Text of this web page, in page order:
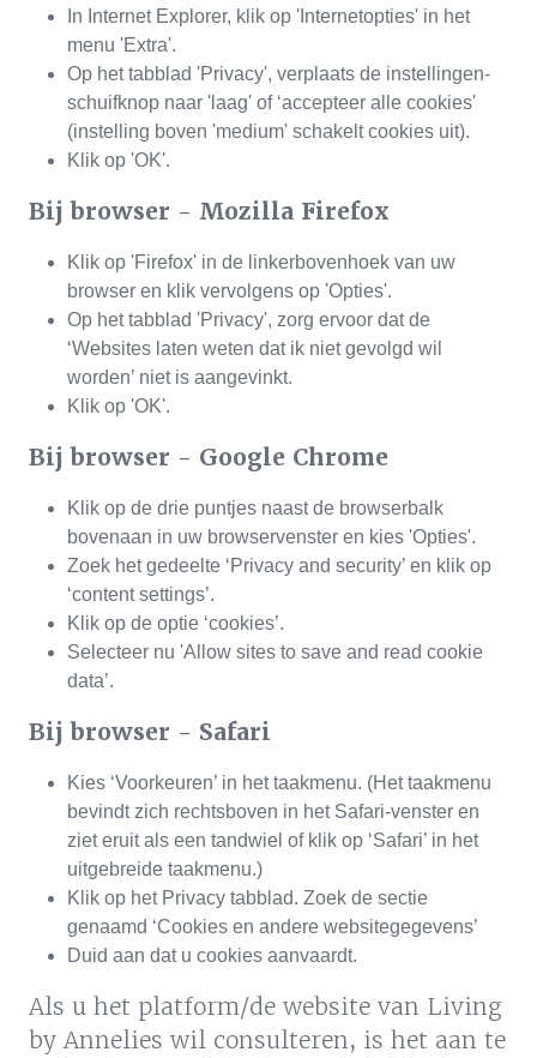
In Internet Explorer, klik op 'Internetopties' in het
menu 'Extra'.
Op het tabblad 'Privacy', verplaats de instellingen-
schuifknop naar 'laag' of ‘accepteer alle cookies'
(instelling boven 'medium' schakelt cookies uit).
Klik op 'OK'.
Bij browser - Mozilla Firefox
Klik op 'Firefox' in de linkerbovenhoek van uw
browser en klik vervolgens op 'Opties'.
Op het tabblad 'Privacy', zorg ervoor dat de
‘Websites laten weten dat ik niet gevolgd wil
worden’ niet is aangevinkt.
Klik op 'OK'.
Bij browser - Google Chrome
Klik op de drie puntjes naast de browserbalk
bovenaan in uw browservenster en kies 'Opties'.
Zoek het gedeelte ‘Privacy and security’ en klik op
‘content settings’.
Klik op de optie ‘cookies’.
Selecteer nu 'Allow sites to save and read cookie
data’.
Bij browser - Safari
Kies ‘Voorkeuren’ in het taakmenu. (Het taakmenu
bevindt zich rechtsboven in het Safari-venster en
ziet eruit als een tandwiel of klik op ‘Safari’ in het
uitgebreide taakmenu.)
Klik op het Privacy tabblad. Zoek de sectie
genaamd ‘Cookies en andere websitegegevens’
Duid aan dat u cookies aanvaardt.
Als u het platform/de website van Living
by Annelies wil consulteren, is het aan te